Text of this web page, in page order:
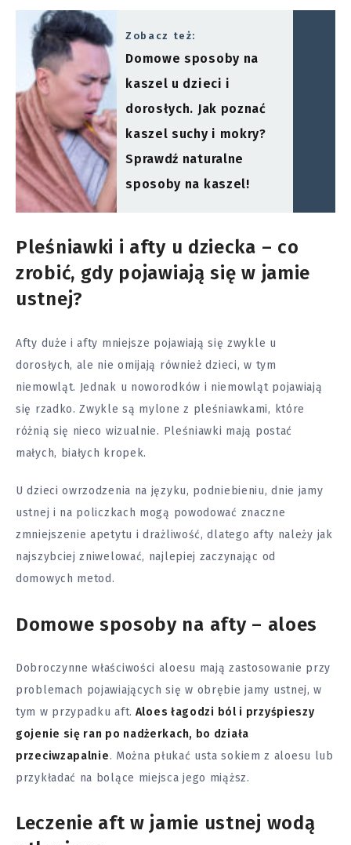
Zobacz też:
Domowe sposoby na
kaszel u dzieci i
dorosłych. Jak poznać
kaszel suchy i mokry?
Sprawdź naturalne
sposoby na kaszel!
Pleśniawki i afty u dziecka – co
zrobić, gdy pojawiają się w jamie
ustnej?
Afty duże i afty mniejsze pojawiają się zwykle u
dorosłych, ale nie omijają również dzieci, w tym
niemowląt. Jednak u noworodków i niemowląt pojawiają
się rzadko. Zwykle są mylone z pleśniawkami, które
różnią się nieco wizualnie. Pleśniawki mają postać
małych, białych kropek.
U dzieci owrzodzenia na języku, podniebieniu, dnie jamy
ustnej i na policzkach mogą powodować znaczne
zmniejszenie apetytu i drażliwość, dlatego afty należy jak
najszybciej zniwelować, najlepiej zaczynając od
domowych metod.
Domowe sposoby na afty – aloes
Dobroczynne właściwości aloesu mają zastosowanie przy
problemach pojawiających się w obrębie jamy ustnej, w
tym w przypadku aft. Aloes łagodzi ból i przyśpieszy
gojenie się ran po nadżerkach, bo działa
przeciwzapalnie. Można płukać usta sokiem z aloesu lub
przykładać na bolące miejsca jego miąższ.
Leczenie aft w jamie ustnej wodą